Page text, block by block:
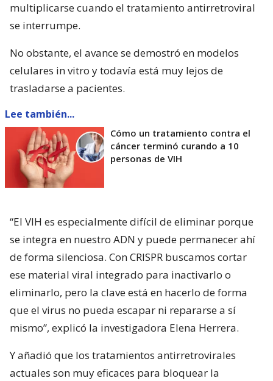
multiplicarse cuando el tratamiento antirretroviral
se interrumpe.
No obstante, el avance se demostró en modelos
celulares in vitro y todavía está muy lejos de
trasladarse a pacientes.
Lee también...
Cómo un tratamiento contra el
cáncer terminó curando a 10
personas de VIH
“El VIH es especialmente difícil de eliminar porque
se integra en nuestro ADN y puede permanecer ahí
de forma silenciosa. Con CRISPR buscamos cortar
ese material viral integrado para inactivarlo o
eliminarlo, pero la clave está en hacerlo de forma
que el virus no pueda escapar ni repararse a sí
mismo”, explicó la investigadora Elena Herrera.
Y añadió que los tratamientos antirretrovirales
actuales son muy eficaces para bloquear la